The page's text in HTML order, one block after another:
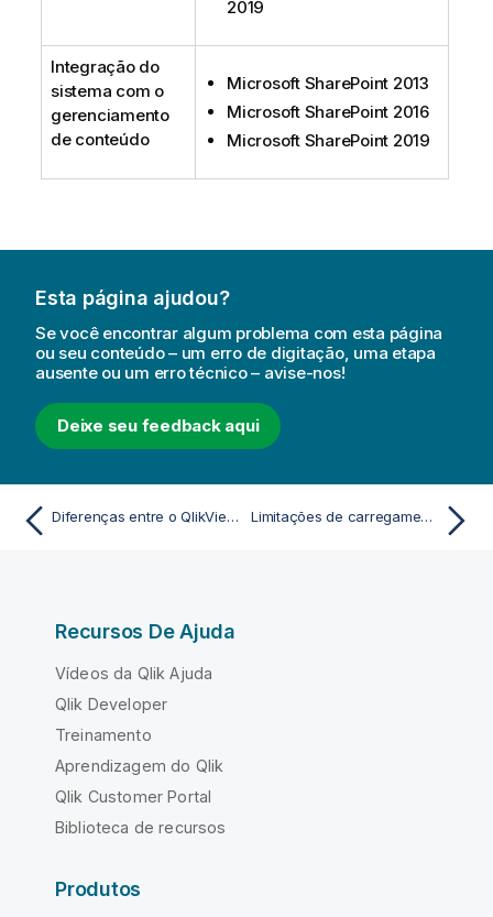
2019
Integração do
sistema com o
gerenciamento
de conteúdo
Microsoft SharePoint 2013
Microsoft SharePoint 2016
Microsoft SharePoint 2019
Esta página ajudou?
Se você encontrar algum problema com esta página
ou seu conteúdo – um erro de digitação, uma etapa
ausente ou um erro técnico – avise-nos!
Deixe seu feedback aqui
Diferenças entre o QlikView e o Qlik Sense Limitações de carregamento de dados
Recursos De Ajuda
Vídeos da Qlik Ajuda
Qlik Developer
Treinamento
Aprendizagem do Qlik
Qlik Customer Portal
Biblioteca de recursos
Produtos